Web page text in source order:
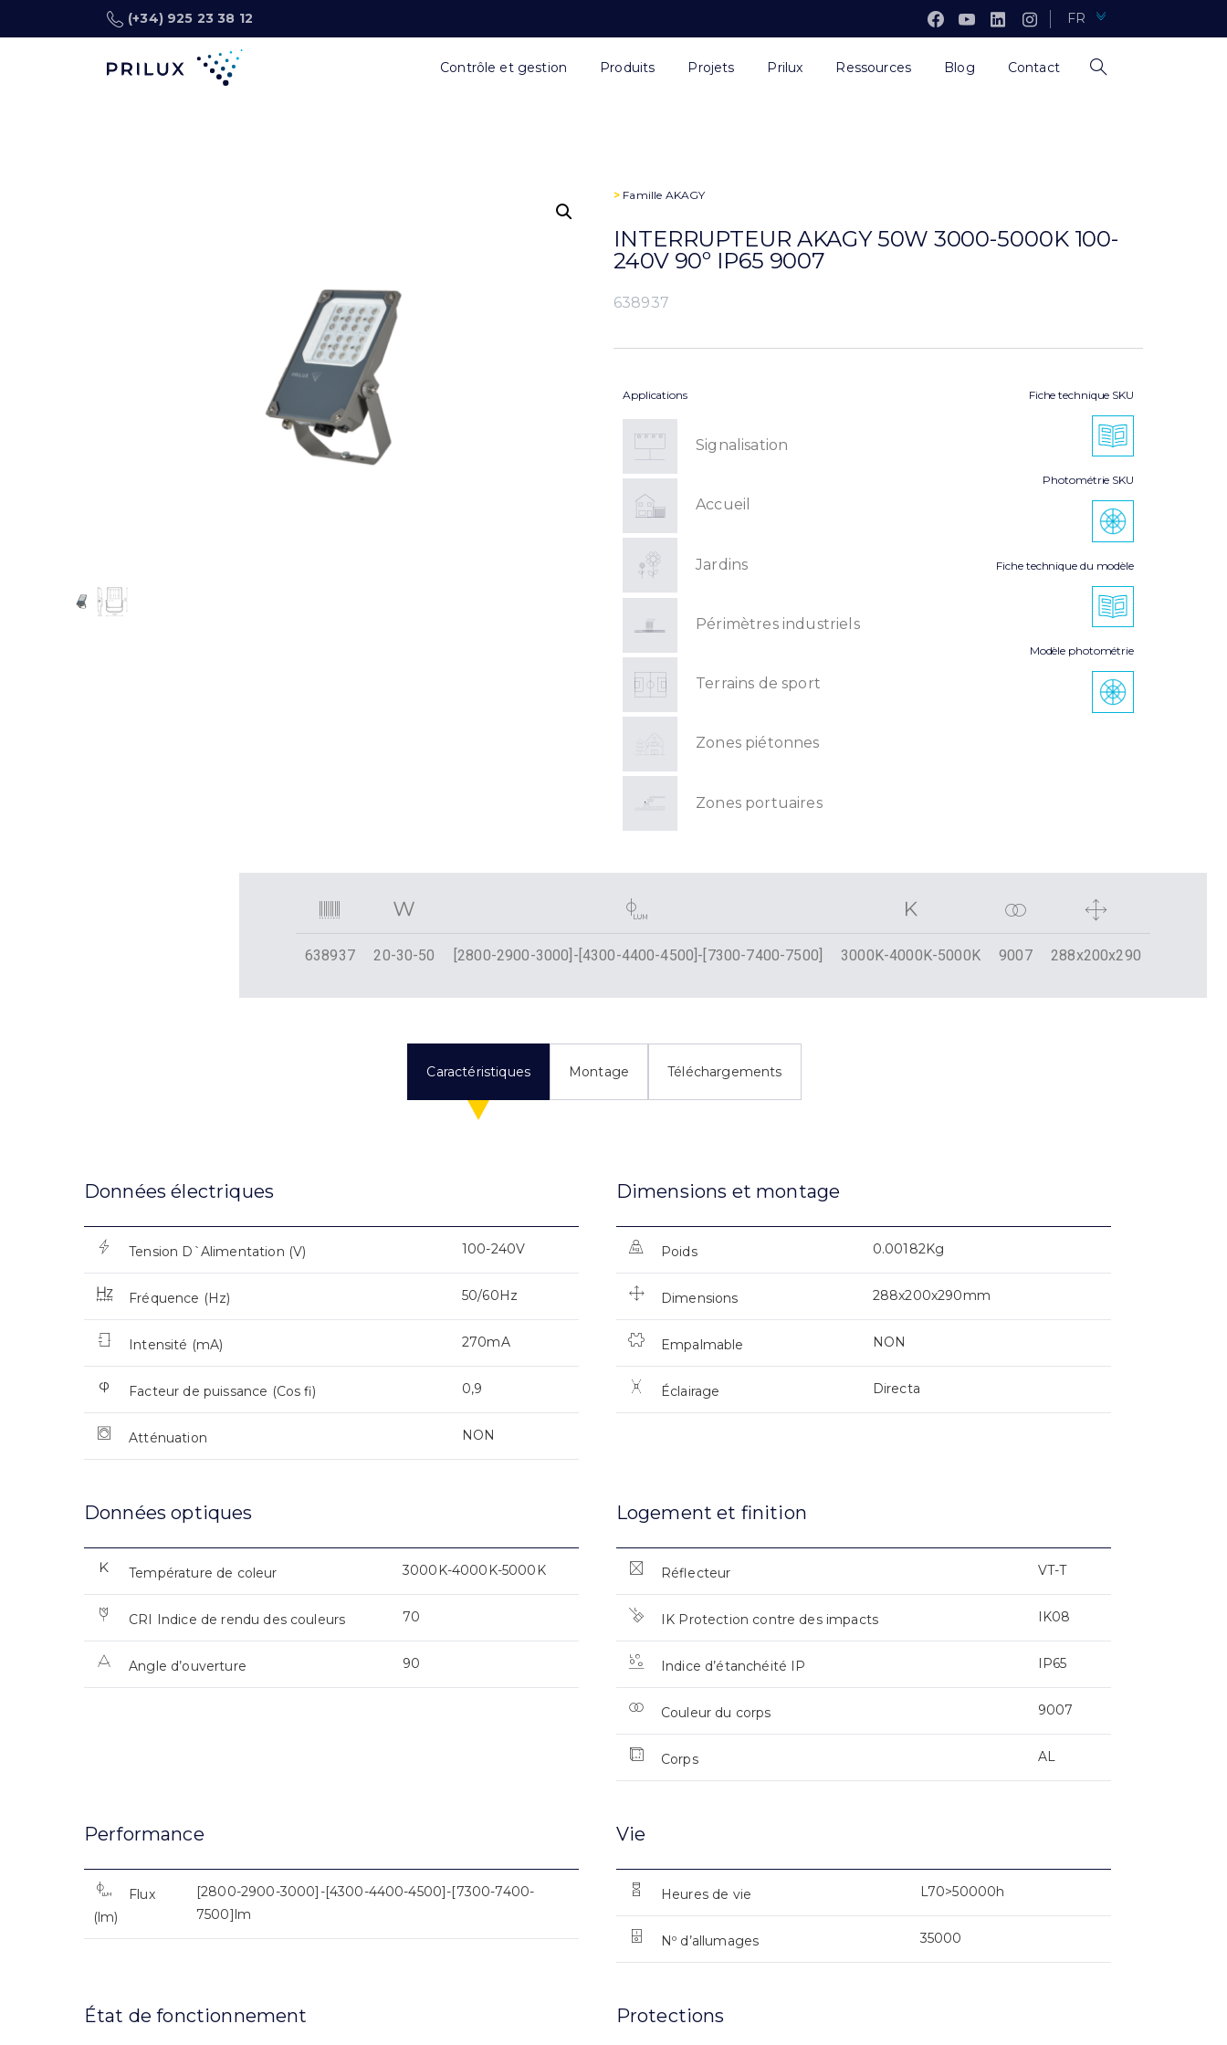
(+34) 925 23 38 12 FR
Contrôle et gestion Produits Projets Prilux Ressources Blog Contact
> Famille AKAGY
INTERRUPTEUR AKAGY 50W 3000-5000K 100-
240V 90º IP65 9007
638937
Applications
Signalisation
Accueil
Jardins
Périmètres industriels
Terrains de sport
Zones piétonnes
Zones portuaires
Fiche technique SKU
Photométrie SKU
Fiche technique du modèle
Modèle photométrie
638937 20-30-50 [2800-2900-3000]-[4300-4400-4500]-[7300-7400-7500] 3000K-4000K-5000K 9007 288x200x290
Caractéristiques Montage Téléchargements
Données électriques
Tension D`Alimentation (V) 100-240V
Fréquence (Hz) 50/60Hz
Intensité (mA) 270mA
Facteur de puissance (Cos fi) 0,9
Atténuation NON
Dimensions et montage
Poids 0.00182Kg
Dimensions 288x200x290mm
Empalmable NON
Éclairage Directa
Données optiques
Température de coleur 3000K-4000K-5000K
CRI Indice de rendu des couleurs 70
Angle d’ouverture 90
Logement et finition
Réflecteur VT-T
IK Protection contre des impacts IK08
Indice d’étanchéité IP IP65
Couleur du corps 9007
Corps AL
Performance
Flux
(lm)
[2800-2900-3000]-[4300-4400-4500]-[7300-7400-
7500]lm
Vie
Heures de vie L70>50000h
Nº d’allumages 35000
État de fonctionnement Protections